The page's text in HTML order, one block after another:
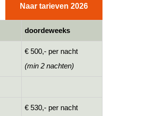
Naar tarieven 2026
doordeweeks
€ 500,- per nacht
(min 2 nachten)
€ 530,- per nacht